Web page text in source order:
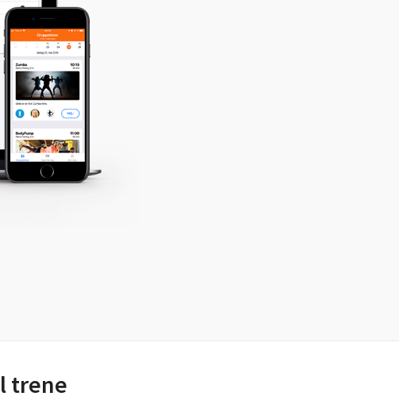
trene